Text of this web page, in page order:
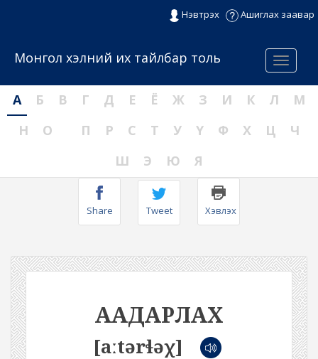
Нэвтрэх Ашиглах заавар
Menu
Монгол хэлний их тайлбар толь
А Б В Г Д Е Ё Ж З И К Л
М
Н
О П Р С Т У Ү Ф Х Ц
Ч
Ш
Э Ю Я
Share Tweet Хэвлэх
ААДАРЛАХ
[aːtərɬəχ]